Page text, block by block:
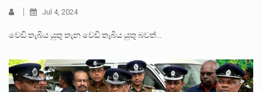
Jul 4, 2024
වෙඩි තැබිය යුතු තැන වෙඩි තැබිය යුතු බවත්…